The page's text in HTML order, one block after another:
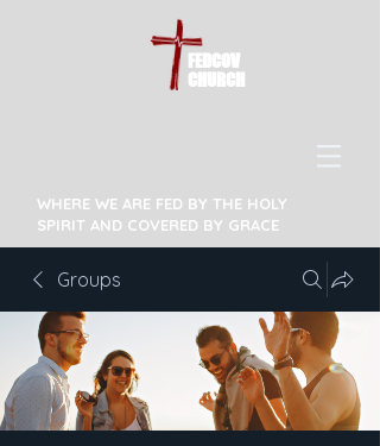
FEDCOV
CHURCH
WHERE WE ARE FED BY THE HOLY
SPIRIT AND COVERED BY GRACE
Groups